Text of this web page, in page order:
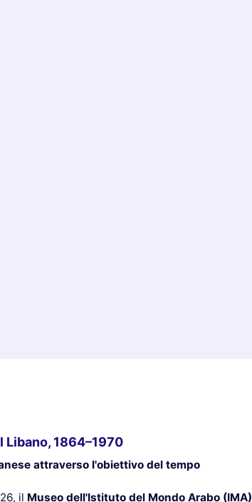
1864–1970
attraverso l'obiettivo del tempo
il Museo dell'Istituto del Mondo Arabo (IMA)